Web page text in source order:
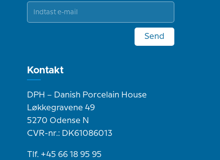
Send
Kontakt
DPH – Danish Porcelain House
Løkkegravene 49
5270 Odense N
CVR-nr.: DK61086013
Tlf. +45 66 18 95 95